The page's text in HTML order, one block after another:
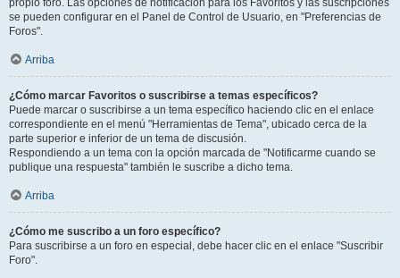
propio foro. Las opciones de notificación para los Favoritos y las suscripciones
se pueden configurar en el Panel de Control de Usuario, en "Preferencias de
Foros".
Arriba
¿Cómo marcar Favoritos o suscribirse a temas específicos?
Puede marcar o suscribirse a un tema específico haciendo clic en el enlace
correspondiente en el menú "Herramientas de Tema", ubicado cerca de la
parte superior e inferior de un tema de discusión.
Respondiendo a un tema con la opción marcada de "Notificarme cuando se
publique una respuesta" también le suscribe a dicho tema.
Arriba
¿Cómo me suscribo a un foro específico?
Para suscribirse a un foro en especial, debe hacer clic en el enlace "Suscribir
Foro".